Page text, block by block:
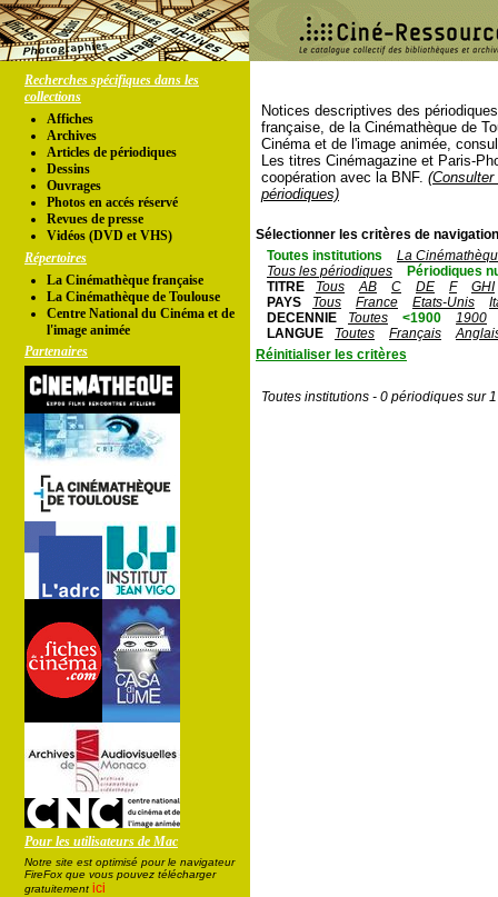
Recherches spécifiques dans les
collections
Affiches
Archives
Articles de périodiques
Dessins
Ouvrages
Photos en accés réservé
Revues de presse
Vidéos (DVD et VHS)
Répertoires
La Cinémathèque française
La Cinémathèque de Toulouse
Centre National du Cinéma et de
l'image animée
Partenaires
Pour les utilisateurs de Mac
Notre site est optimisé pour le navigateur
FireFox que vous pouvez télécharger
gratuitement ici
Notices descriptives des
française, de la Cinémathèque de
Cinéma et de l'image animée,
Les titres Cinémagazine et Paris-
coopération avec la BNF.
périodiques)
Sélectionner les critères de
Toutes institutions
La
Tous les périodiques
Périodiques
TITRE
Tous AB C DE F
GHI
PAYS
Tous France Etats-Unis
DECENNIE
Toutes <1900
1900
LANGUE
Toutes Français
Réinitialiser les critères
Toutes institutions - 0 périodiques sur